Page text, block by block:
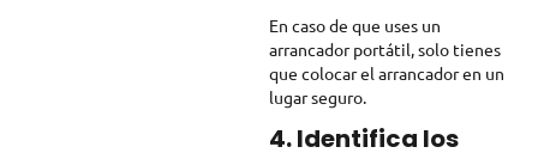
En caso de que uses un
arrancador portátil, solo tienes
que colocar el arrancador en un
lugar seguro.
4. Identifica los